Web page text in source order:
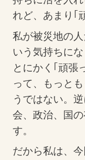
れど、あまり｢
私が被災地の
いう気持ちに
とにかく｢頑張
って、もっと
うではない。
会、政治、国
す。
だから私は、